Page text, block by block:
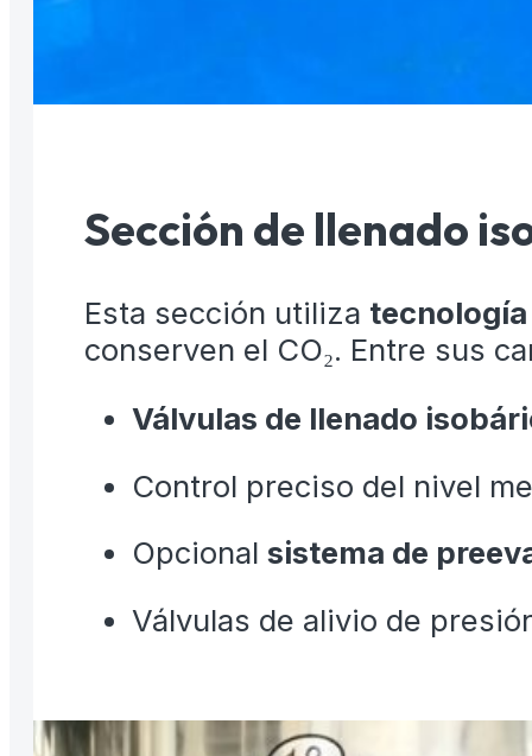
Sección de llenado
Esta sección utiliza
conserven el CO₂. Entre sus
Válvulas de llenado
Control preciso del nivel
Opcionalsistema de
Válvulas de alivio de